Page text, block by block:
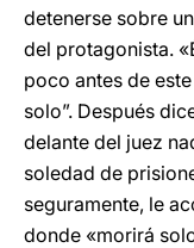
detenerse sobre
del protagonista.
poco antes de
solo”. Después
delante del juez
soledad de
seguramente, le
donde «morirá